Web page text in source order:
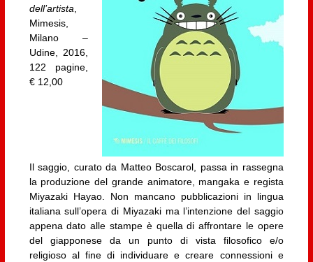
dell’artista
Mimesis,
Milano –
Udine, 2016,
122 pagine,
€ 12,00
Il saggio, curato da Matteo Boscarol, passa in rassegna
la produzione del grande animatore, mangaka e regista
Miyazaki Hayao. Non mancano pubblicazioni in lingua
italiana sull’opera di Miyazaki ma l’intenzione del saggio
appena dato alle stampe è quella di affrontare le opere
del giapponese da un punto di vista filosofico e/o
religioso al fine di individuare e creare connessioni e